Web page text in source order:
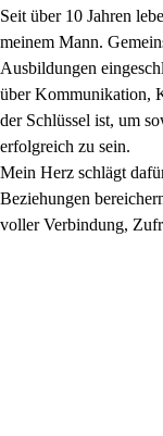
Seit über 10 Jahren
meinem Mann.
Ausbildungen
über Kommunikation,
der Schlüssel ist, um
erfolgreich zu sein.
Mein Herz schlägt
Beziehungen
voller Verbindung,